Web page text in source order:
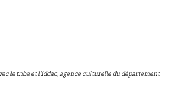
le tnba et l’iddac, agence culturelle du département